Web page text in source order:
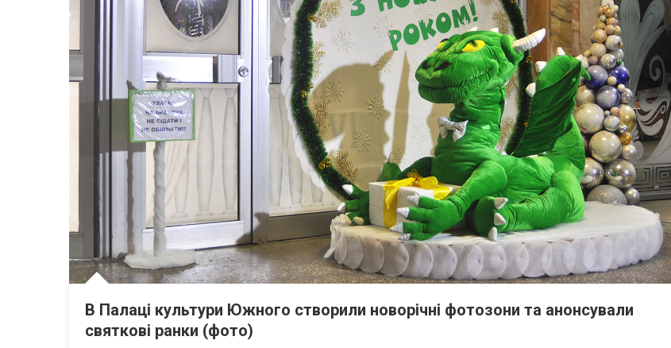
В Палаці культури Южного створили новорічні фотозони та анонсували
святкові ранки (фото)